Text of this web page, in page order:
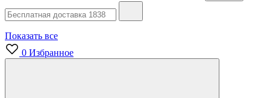
Показать все
0 Избранное